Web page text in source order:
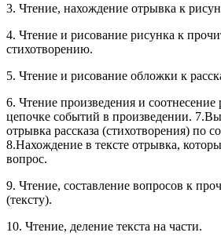
3. Чтение, нахождение отрывка к
4. Чтение и рисование рисунка к
стихотворению.
5. Чтение и рисование обложки к
6. Чтение произведения и соотнесение
цепочке событий в произведении.
отрывка рассказа (стихотворения) по
8.Нахождение в тексте отрывка,
вопрос.
9. Чтение, составление вопросов к
(тексту).
10. Чтение, деление текста на части.